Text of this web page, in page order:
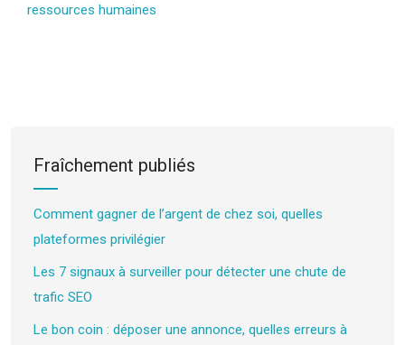
ressources humaines
Fraîchement publiés
Comment gagner de l’argent de chez soi, quelles
plateformes privilégier
Les 7 signaux à surveiller pour détecter une chute de
trafic SEO
Le bon coin : déposer une annonce, quelles erreurs à